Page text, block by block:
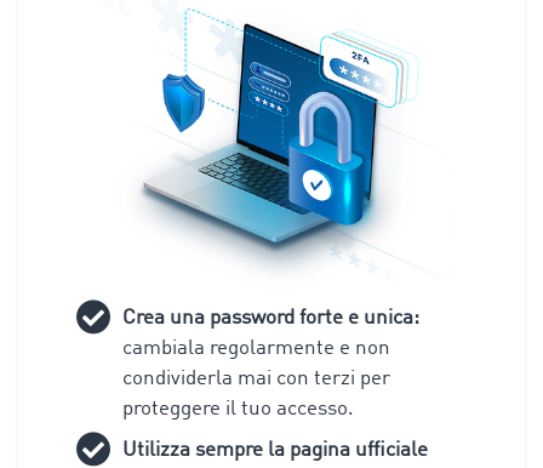
Crea una password forte e unica:
cambiala regolarmente e non
condividerla mai con terzi per
proteggere il tuo accesso.
Utilizza sempre la pagina ufficiale